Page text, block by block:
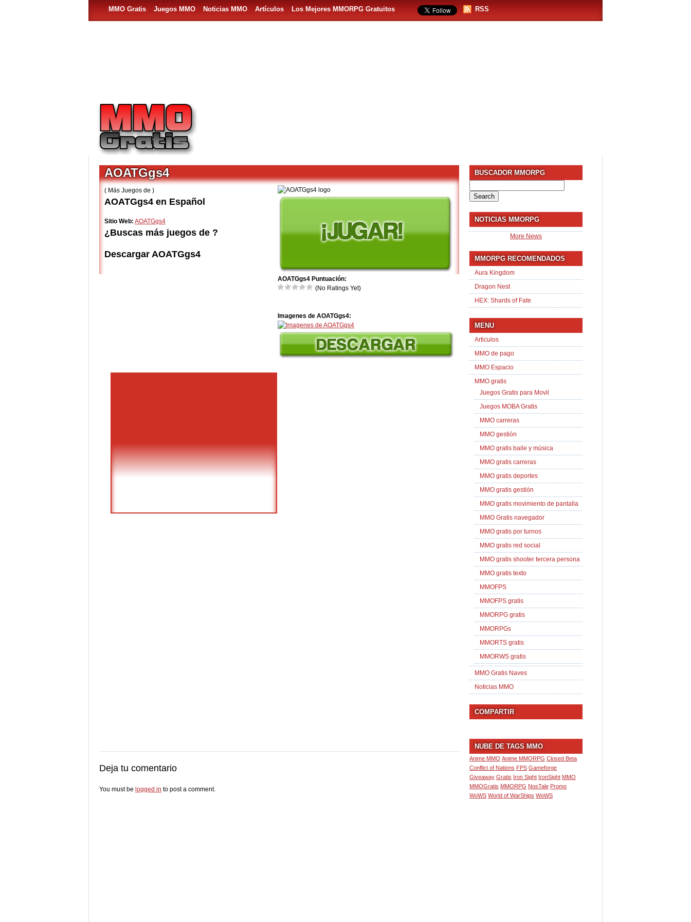
MMO Gratis Juegos MMO Noticias MMO Artículos Los Mejores MMORPG Gratuitos RSS
AOATGgs4 Puntuación:
(No Ratings Yet)
Imagenes de AOATGgs4:
AOATGgs4
( Más Juegos de )
AOATGgs4 en Español
Sitio Web: AOATGgs4
¿Buscas más juegos de ?
Descargar AOATGgs4
Deja tu comentario
You must be logged in to post a comment.
BUSCADOR MMORPG
for:
NOTICIAS MMORPG
More News
MMORPG RECOMENDADOS
Aura Kingdom
Dragon Nest
HEX: Shards of Fate
MENU
Articulos
MMO de pago
MMO Espacio
MMO gratis
Juegos Gratis para Movil
Juegos MOBA Gratis
MMO carreras
MMO gestión
MMO gratis baile y música
MMO gratis carreras
MMO gratis deportes
MMO gratis gestión
MMO gratis movimiento de pantalla
MMO Gratis navegador
MMO gratis por turnos
MMO gratis red social
MMO gratis shooter tercera persona
MMO gratis texto
MMOFPS
MMOFPS gratis
MMORPG gratis
MMORPGs
MMORTS gratis
MMORWS gratis
MMO Gratis Naves
Noticias MMO
COMPARTIR
NUBE DE TAGS MMO
Anime MMO Anime MMORPG Closed Beta
Conflict of Nations FPS Gameforge
Giveaway Gratis Iron Sight IronSight MMO
MMOGratis MMORPG NosTale Promo
WoWS World of WarShips WoWS